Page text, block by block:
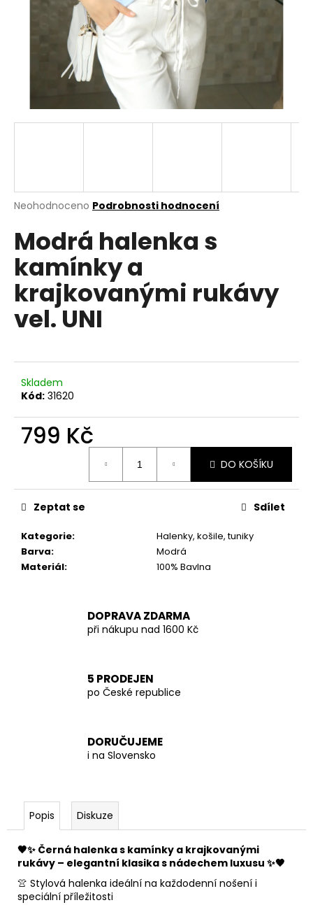
Průměrné
produktu
je
0,0
5
hvězdiček.
Neohodnoceno Podrobnosti hodnocení
Modrá halenka s
kamínky a
krajkovanými rukávy
vel. UNI
Skladem
Kód: 31620
799 Kč
DO KOŠÍKU
Kategorie:
Halenky, košile, tuniky
Barva:
Modrá
Materiál: 100% Bavlna
Zeptat se Sdílet
DOPRAVA ZDARMA
při nákupu nad 1600 Kč
5 PRODEJEN
po České republice
DORUČUJEME
i na Slovensko
Popis Diskuze
🖤✨ Černá halenka s kamínky a krajkovanými
rukávy – elegantní klasika s nádechem luxusu ✨🖤
👚 Stylová halenka ideální na každodenní nošení i
speciální příležitosti
o
p
o
r
u
č
u
e
m
e
LUXUSNÍ
ZIMNÍ
KOŽEŠINOU
4
Kč
Původně:
999